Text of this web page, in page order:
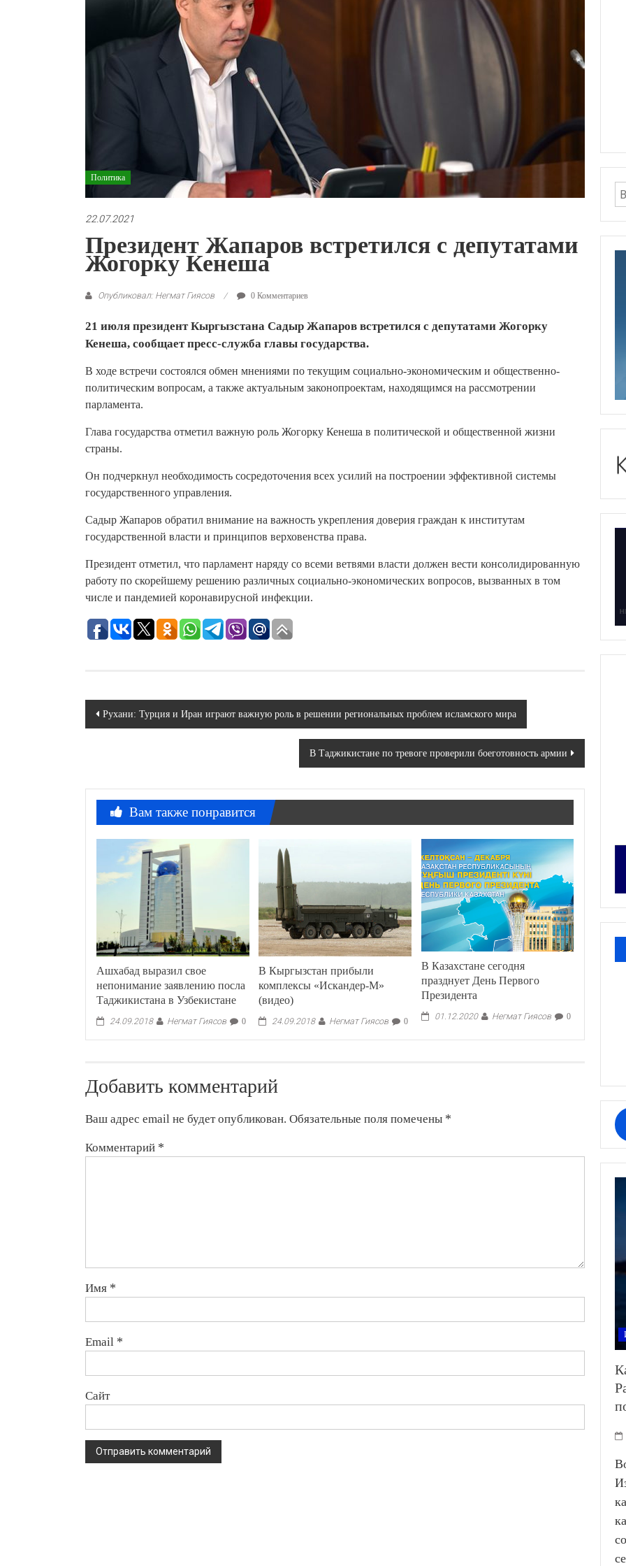
Политика
22.07.2021
Президент Жапаров встретился с депутатами
Жогорку Кенеша
Опубликовал: Негмат Гиясов 0 Комментариев
21 июля президент Кыргызстана Садыр Жапаров встретился с депутатами Жогорку
Кенеша, сообщает пресс-служба главы государства.
В ходе встречи состоялся обмен мнениями по текущим социально-экономическим и общественно-
политическим вопросам, а также актуальным законопроектам, находящимся на рассмотрении
парламента.
Глава государства отметил важную роль Жогорку Кенеша в политической и общественной жизни
страны.
Он подчеркнул необходимость сосредоточения всех усилий на построении эффективной системы
государственного управления.
Садыр Жапаров обратил внимание на важность укрепления доверия граждан к институтам
государственной власти и принципов верховенства права.
Президент отметил, что парламент наряду со всеми ветвями власти должен вести консолидированную
работу по скорейшему решению различных социально-экономических вопросов, вызванных в том
числе и пандемией коронавирусной инфекции.
Навигация
Рухани: Турция и Иран играют важную роль в решении региональных проблем исламского мира
В Таджикистане по тревоге проверили боеготовность армии
Вам также понравится
Ашхабад выразил свое
непонимание заявлению посла
Таджикистана в Узбекистане
24.09.2018 Негмат Гиясов 0
В Кыргызстан прибыли
комплексы «Искандер-М»
(видео)
24.09.2018 Негмат Гиясов 0
В Казахстане сегодня
празднует День Первого
Президента
01.12.2020 Негмат Гиясов 0
Добавить комментарий
Ваш адрес email не будет опубликован. Обязательные поля помечены *
Комментарий *
Имя *
Email *
Сайт